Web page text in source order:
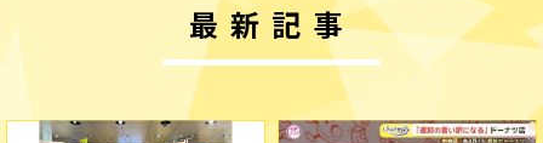
最新記事